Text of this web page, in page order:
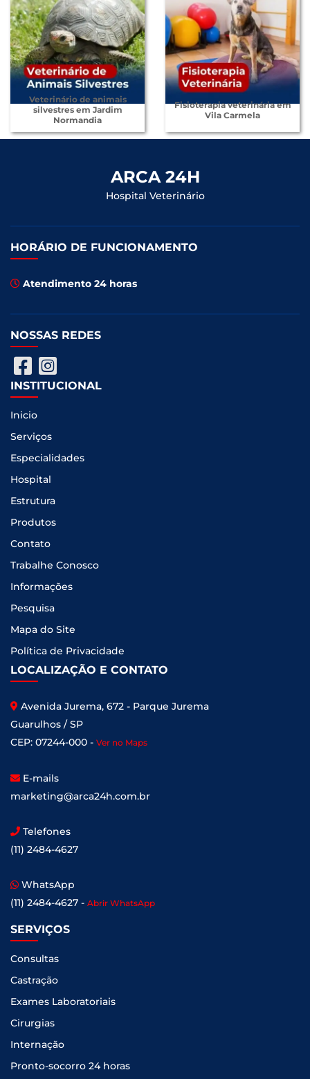
Veterinário de animais
silvestres em Jardim
Normandia
Fisioterapia veterinária em
Vila Carmela
ARCA 24H
Hospital Veterinário
HORÁRIO DE FUNCIONAMENTO
Atendimento 24 horas
NOSSAS REDES
INSTITUCIONAL
Inicio
Serviços
Especialidades
Hospital
Estrutura
Produtos
Contato
Trabalhe Conosco
Informações
Pesquisa
Mapa do Site
Política de Privacidade
LOCALIZAÇÃO E CONTATO
Avenida Jurema, 672 - Parque Jurema
Guarulhos / SP
CEP: 07244-000 - Ver no Maps
E-mails
marketing@arca24h.com.br
Telefones
(11) 2484-4627
WhatsApp
(11) 2484-4627 - Abrir WhatsApp
SERVIÇOS
Consultas
Castração
Exames Laboratoriais
Cirurgias
Internação
Pronto-socorro 24 horas